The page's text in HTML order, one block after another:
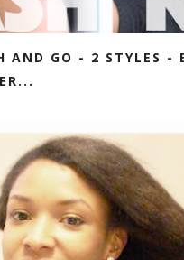
AND GO - 2 STYLES -